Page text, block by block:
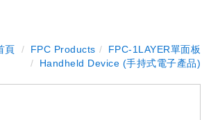
頁 FPC Products
FPC-1LAYER單面板
Handheld Device (手持式電子產品)